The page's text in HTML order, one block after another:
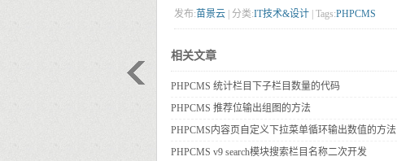
发布:苗景云 | 分类:IT技术&设计 | Tags:PHPCMS
相关文章
PHPCMS 统计栏目下子栏目数量的代码
PHPCMS 推荐位输出组图的方法
PHPCMS内容页自定义下拉菜单循环输出数值的方法
PHPCMS v9 search模块搜索栏目名称二次开发